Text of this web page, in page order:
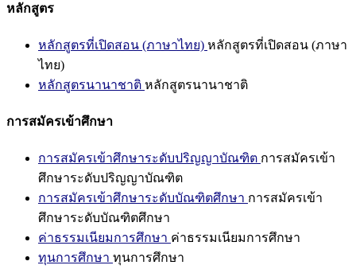
หลักสูตร
หลักสูตรที่เปิดสอน (ภาษาไทย) หลักสูตรที่เปิดสอน (ภาษา
ไทย)
หลักสูตรนานาชาติ หลักสูตรนานาชาติ
การสมัครเข้าศึกษา
การสมัครเข้าศึกษาระดับปริญญาบัณฑิต การสมัครเข้า
ศึกษาระดับปริญญาบัณฑิต
การสมัครเข้าศึกษาระดับบัณฑิตศึกษา การสมัครเข้า
ศึกษาระดับบัณฑิตศึกษา
ค่าธรรมเนียมการศึกษา ค่าธรรมเนียมการศึกษา
ทุนการศึกษา ทุนการศึกษา